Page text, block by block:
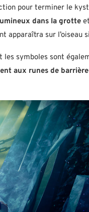
pour terminer le
dans la grotte
apparaîtra sur l’oiseau
symboles sont
aux runes de